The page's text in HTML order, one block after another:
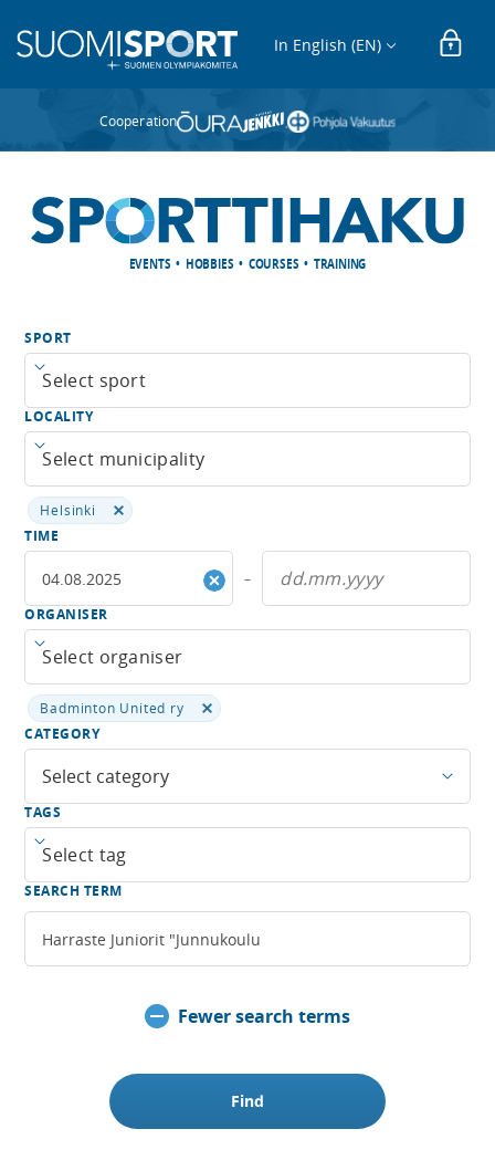
In English (EN)
Cooperation
EVENTS • HOBBIES • COURSES • TRAINING
SPORT
Open menu
LOCALITY
Open menu
Helsinki
TIME
–
ORGANISER
Open menu
Badminton United ry
CATEGORY
Select category
TAGS
Open menu
SEARCH TERM
Fewer search terms
Find